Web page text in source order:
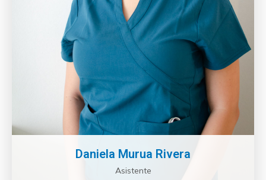
Daniela Murua Rivera
Asistente